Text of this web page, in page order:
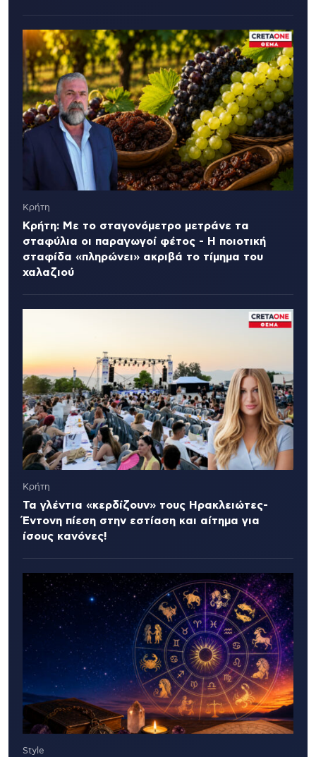
Κρήτη
Κρήτη: Με το σταγονόμετρο μετράνε τα
σταφύλια οι παραγωγοί φέτος - Η ποιοτική
σταφίδα «πληρώνει» ακριβά το τίμημα του
χαλαζιού
Κρήτη
Τα γλέντια «κερδίζουν» τους Ηρακλειώτες-
Έντονη πίεση στην εστίαση και αίτημα για
ίσους κανόνες!
Style